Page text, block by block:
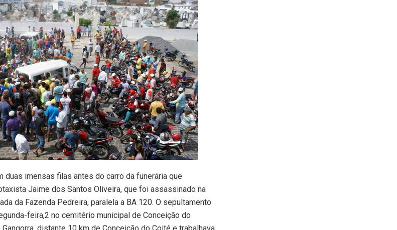
duas imensas filas antes do carro da funerária que
Jaime dos Santos Oliveira, que foi assassinado na
da Fazenda Pedreira, paralela a BA 120. O sepultamento
feira,2 no cemitério municipal de Conceição do